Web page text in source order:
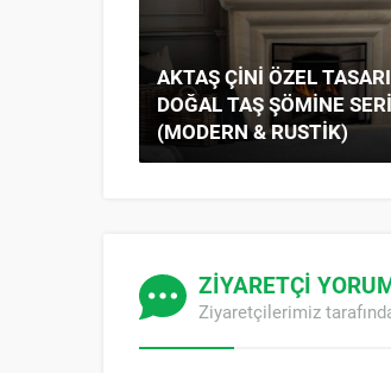
AKTAŞ ÇINI ÖZEL
DOĞAL TAŞ ŞÖMINE
(MODERN & RUSTIK)
ZİYARETÇİ
Ziyaretçilerimiz